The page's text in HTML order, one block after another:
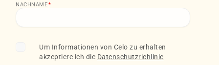
NACHNAME*
Um Informationen von Celo zu erhalten
akzeptiere ich die Datenschutzrichlinie